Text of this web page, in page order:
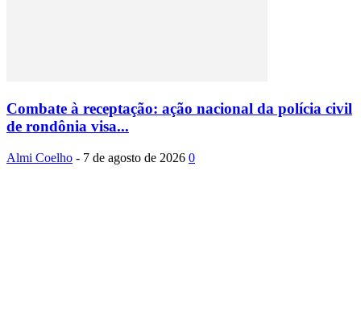
Combate à receptação: ação nacional da polícia civil
de rondônia visa...
Almi Coelho - 7 de agosto de 2026 0